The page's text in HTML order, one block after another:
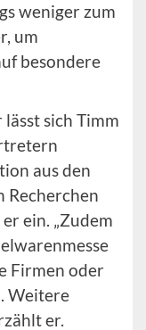
weniger zum
um
besondere
sich Timm
aus den
Recherchen
ein. „Zudem
Firmen oder
Weitere
er.